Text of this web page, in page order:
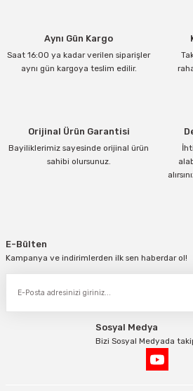
Ürün açıklamasında eksik bilgiler
Ürün bilgilerinde hatalar bulunuyor.
Aynı Gün Kargo
Saat 16:00 ya kadar verilen siparişler
aynı gün kargoya teslim edilir.
Orijinal Ürün Garantisi
Bayiliklerimiz sayesinde orijinal ürün
sahibi olursunuz.
E-Bülten
Kampanya ve indirimlerden ilk sen haberdar ol!
Sosyal Medya
Bizi Sosyal Medyada